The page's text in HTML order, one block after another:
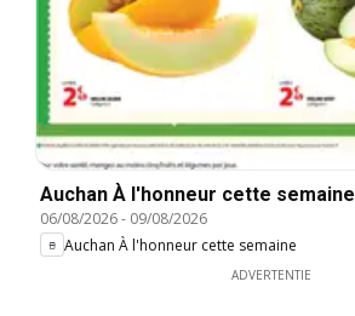
Auchan À l'honneur cette semaine
06/08/2026- 09/08/2026
Auchan À l'honneur cette semaine
ADVERTENTIE